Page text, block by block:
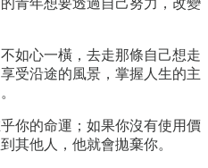
如心一橫，去走那條自己想走
受沿途的風景，掌握人生的主
你的命運；如果你沒有使用價
其他人，他就會拋棄你。